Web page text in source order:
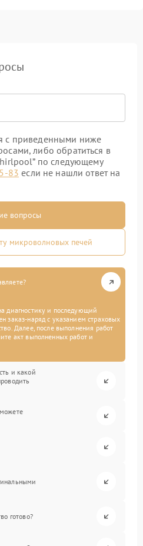
с приведенными ниже
либо обратиться в
по следующему
83 если не нашли ответ на
вопросы
микроволновых печей
диагностику и последующий
заказ-наряд с указанием страховых
Далее, после выполнения работ
акт выполненных работ и
и какой
готово?